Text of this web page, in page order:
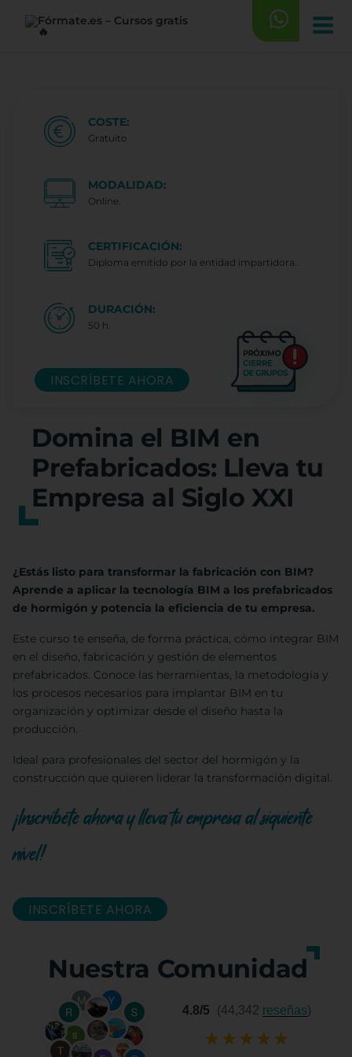
Domina el BIM en
Prefabricados: Lleva tu
Empresa al Siglo XXI
¿Estás listo para transformar la fabricación con BIM?
Aprende a aplicar la tecnología BIM a los prefabricados
de hormigón y potencia la eficiencia de tu empresa.
Este curso te enseña, de forma práctica, cómo integrar BIM
en el diseño, fabricación y gestión de elementos
prefabricados. Conoce las herramientas, la metodología y
los procesos necesarios para implantar BIM en tu
organización y optimizar desde el diseño hasta la
producción.
Ideal para profesionales del sector del hormigón y la
construcción que quieren liderar la transformación digital.
¡Inscríbete ahora y lleva tu empresa al siguiente
nivel!
INSCRÍBETE AHORA
Nuestra Comunidad
4.8/5 (44,342 reseñas)
★★★★★
COSTE:
Gratuito
MODALIDAD:
Online.
CERTIFICACIÓN:
Diploma emitido por la entidad impartidora..
DURACIÓN:
50 h.
INSCRÍBETE AHORA